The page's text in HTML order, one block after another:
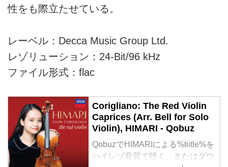
性をも際立たせている。
レーベル：Decca Music Group Ltd.
レゾリューション：24-Bit/96 kHz
ファイル形式：flac
Corigliano: The Red Violin
Caprices (Arr. Bell for Solo
Violin), HIMARI - Qobuz
QobuzでHIMARIによる%tiitle%を
ハイレゾ音質で聴く、またはダウ